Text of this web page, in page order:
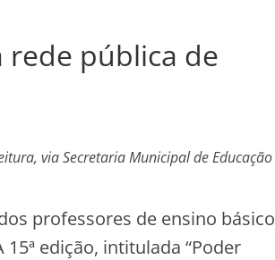
rede pública de
via Secretaria Municipal de Educação
professores de ensino básico
edição, intitulada “Poder